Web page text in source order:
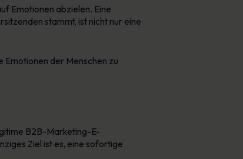
Emotionen abzielen. Eine
stammt, ist nicht nur eine
Emotionen der Menschen zu
B2B-Marketing-E-
Ziel ist es, eine sofortige